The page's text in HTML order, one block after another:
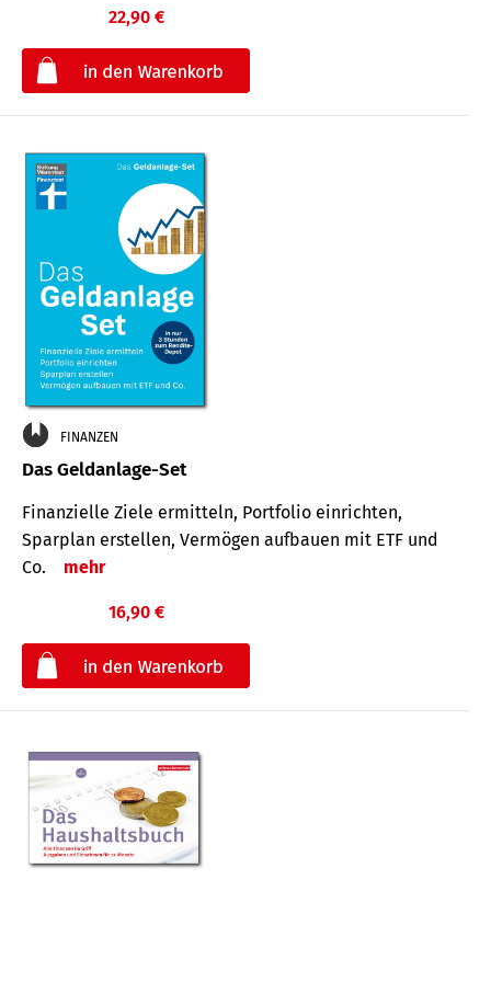
22,90 €
FINANZEN
Das Geldanlage-Set
Finanzielle Ziele ermitteln, Portfolio einrichten,
Sparplan erstellen, Vermögen aufbauen mit ETF und
Co.
mehr
16,90 €